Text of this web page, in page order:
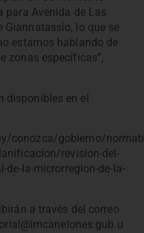
para Avenida de Las
Giannatassio, lo que se
estamos hablando de
zonas específicas”,
disponibles en el
conozca/gobierno/
revision-del-
de-la-microrregion-de-la-
a través del correo